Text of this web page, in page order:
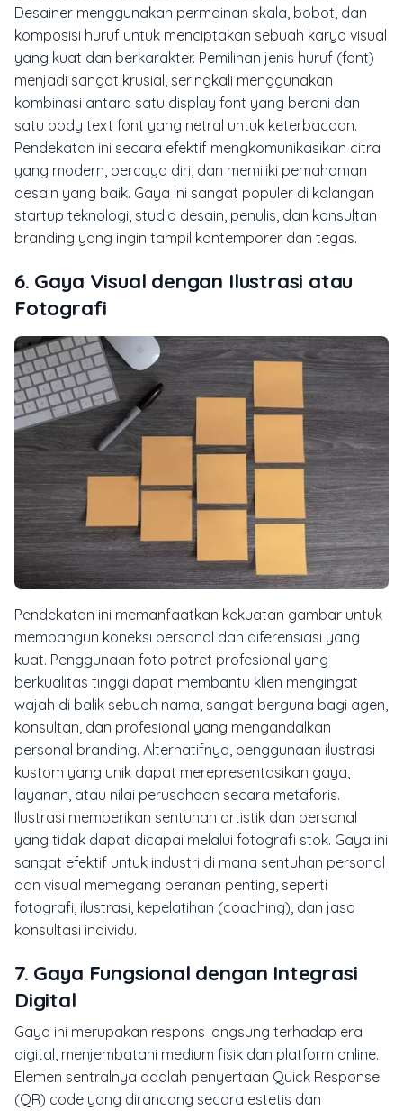
Desainer menggunakan permainan skala, bobot, dan
komposisi huruf untuk menciptakan sebuah karya visual
yang kuat dan berkarakter. Pemilihan jenis huruf (font)
menjadi sangat krusial, seringkali menggunakan
kombinasi antara satu display font yang berani dan
satu body text font yang netral untuk keterbacaan.
Pendekatan ini secara efektif mengkomunikasikan citra
yang modern, percaya diri, dan memiliki pemahaman
desain yang baik. Gaya ini sangat populer di kalangan
startup teknologi, studio desain, penulis, dan konsultan
branding yang ingin tampil kontemporer dan tegas.
6. Gaya Visual dengan Ilustrasi atau
Fotografi
Pendekatan ini memanfaatkan kekuatan gambar untuk
membangun koneksi personal dan diferensiasi yang
kuat. Penggunaan foto potret profesional yang
berkualitas tinggi dapat membantu klien mengingat
wajah di balik sebuah nama, sangat berguna bagi agen,
konsultan, dan profesional yang mengandalkan
personal branding. Alternatifnya, penggunaan ilustrasi
kustom yang unik dapat merepresentasikan gaya,
layanan, atau nilai perusahaan secara metaforis.
Ilustrasi memberikan sentuhan artistik dan personal
yang tidak dapat dicapai melalui fotografi stok. Gaya ini
sangat efektif untuk industri di mana sentuhan personal
dan visual memegang peranan penting, seperti
fotografi, ilustrasi, kepelatihan (coaching), dan jasa
konsultasi individu.
7. Gaya Fungsional dengan Integrasi
Digital
Gaya ini merupakan respons langsung terhadap era
digital, menjembatani medium fisik dan platform online.
Elemen sentralnya adalah penyertaan Quick Response
(QR) code yang dirancang secara estetis dan